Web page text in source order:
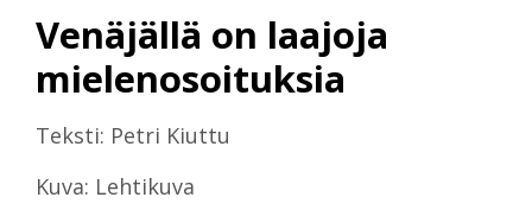
Venäjällä on laajoja
mielenosoituksia
Teksti: Petri Kiuttu
Kuva: Lehtikuva